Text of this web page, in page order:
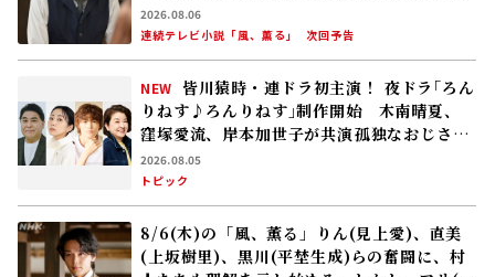
2026.08.06
連続テレビ小説「風、薫る」
次回予告
NEW 皆川猿時・連ドラ初主演！ 夜ドラ｢ろん
りねす♪ろんりねす｣制作開始 木南晴夏、
窪塚愛流、岸本加世子が共演――孤独なおじさん
が､人生でやり残したことに向き合う
2026.08.05
トピック
8/6(木)の「風、薫る」りん(見上愛)、直美
(上坂樹里)、黒川(平埜生成)らの奮闘に、村